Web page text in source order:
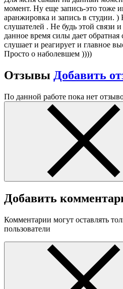
момент. Ну еще запись-это тоже
аранжировка и запись в студии. )
слушателей . Не будь этой
данное время силы дает обратная
слушает и реагирует и главное
Просто о наболевшем ))))
Отзывы Добавить
По данной работе пока нет
Добавить
Комментарии могут оставлять
пользователи